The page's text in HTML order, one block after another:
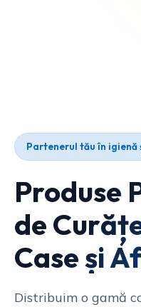
Partenerul tău în igienă
Produse
de
Case și
Distribuim o gamă